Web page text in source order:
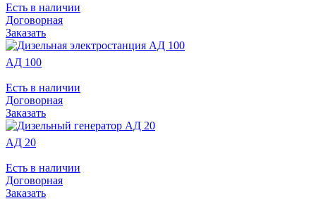
Есть в наличии
Договорная
Заказать
АД 100
Есть в наличии
Договорная
Заказать
АД 20
Есть в наличии
Договорная
Заказать